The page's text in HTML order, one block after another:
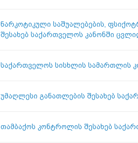
ნარკოტიკული საშუალებების,
შესახებ საქართველოს კანონში
საქართველოს სისხლის სამართლის
უმაღლესი განათლების შესახებ
თამბაქოს კონტროლის შესახებ